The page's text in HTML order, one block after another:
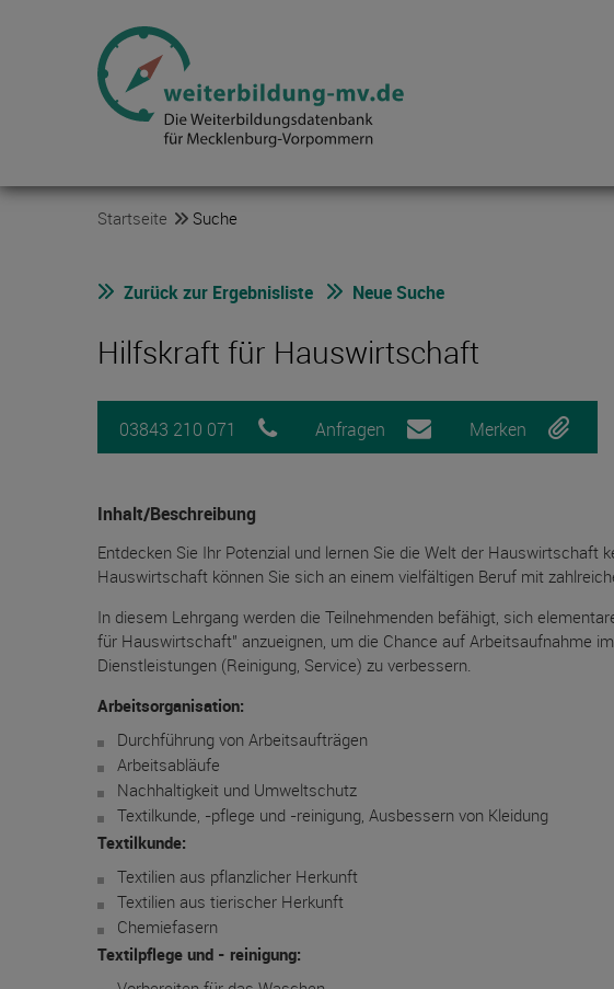
Startseite Suche
Zurück zur Ergebnisliste Neue Suche
Hilfskraft für Hauswirtschaft
03843 210 071 Anfragen Merken
Inhalt/Beschreibung
Entdecken Sie Ihr Potenzial und lernen Sie die Welt der Hauswirtschaft
Hauswirtschaft können Sie sich an einem vielfältigen Beruf mit
In diesem Lehrgang werden die Teilnehmenden befähigt, sich
für Hauswirtschaft" anzueignen, um die Chance auf Arbeitsaufnahme
Dienstleistungen (Reinigung, Service) zu verbessern.
Arbeitsorganisation:
Durchführung von Arbeitsaufträgen
Arbeitsabläufe
Nachhaltigkeit und Umweltschutz
Textilkunde, -pflege und -reinigung, Ausbessern von Kleidung
Textilkunde:
Textilien aus pflanzlicher Herkunft
Textilien aus tierischer Herkunft
Chemiefasern
Textilpflege und - reinigung: